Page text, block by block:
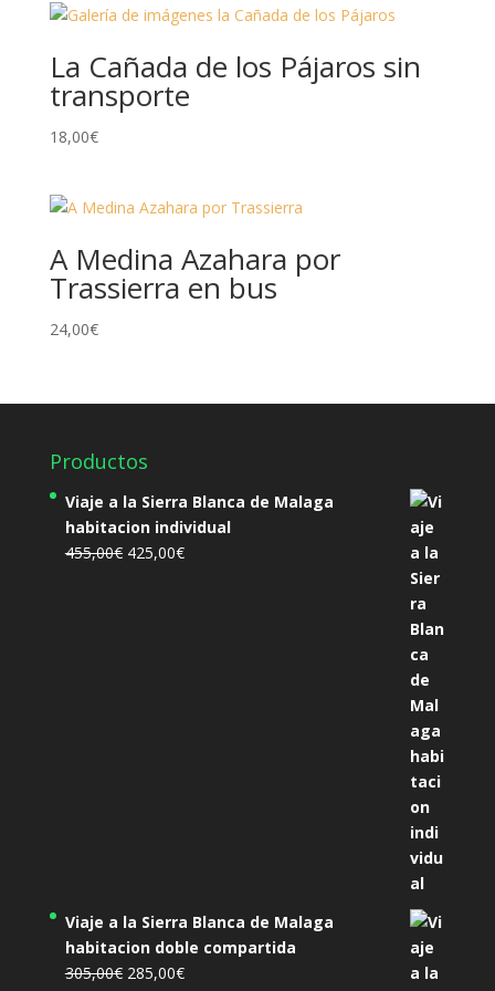
La Cañada de los Pájaros sin
transporte
18,00€
A Medina Azahara por
Trassierra en bus
24,00€
Productos
Viaje a la Sierra Blanca de Malaga
habitacion individual
455,00€ El
425,00€El
Viaje a la Sierra Blanca de Malaga
habitacion doble compartida
305,00€ El
285,00€El